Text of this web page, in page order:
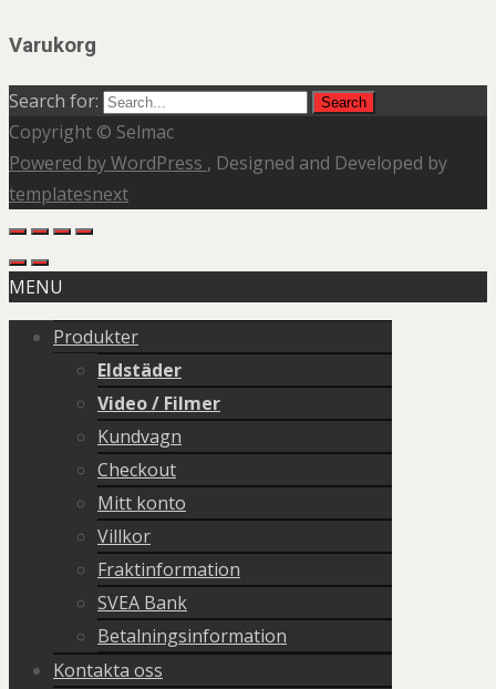
Varukorg
Search for:
Copyright © Selmac
Powered by WordPress , Designed and Developed by
templatesnext
MENU
Produkter
Eldstäder
Video / Filmer
Kundvagn
Checkout
Mitt konto
Villkor
Fraktinformation
SVEA Bank
Betalningsinformation
Kontakta oss